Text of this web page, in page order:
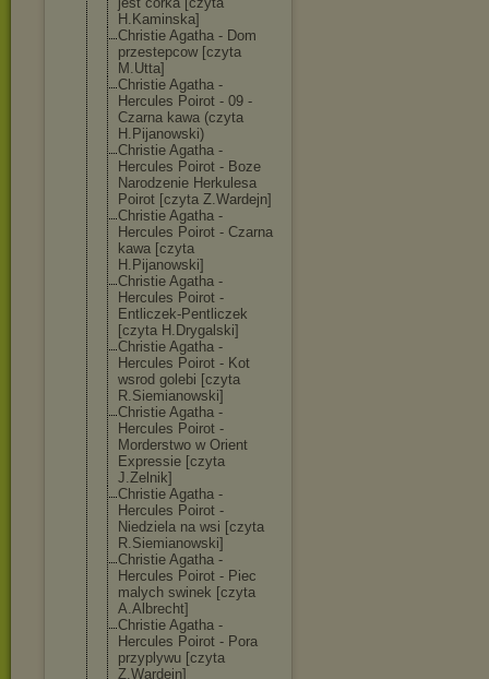
H.Kaminska]
Christie Agatha - Dom
przestepcow [czyta
M.Utta]
Christie Agatha -
Hercules Poirot - 09 -
Czarna kawa (czyta
H.Pijanowski)
Christie Agatha -
Hercules Poirot - Boze
Narodzenie Herkulesa
Poirot [czyta Z.Wardejn]
Christie Agatha -
Hercules Poirot - Czarna
kawa [czyta
H.Pijanowski]
Christie Agatha -
Hercules Poirot -
Entliczek-Pent liczek
[czyta H.Drygalski]
Christie Agatha -
Hercules Poirot - Kot
wsrod golebi [czyta
R.Siemianowski]
Christie Agatha -
Hercules Poirot -
Morderstwo w Orient
Expressie [czyta
J.Zelnik]
Christie Agatha -
Hercules Poirot -
Niedziela na wsi [czyta
R.Siemianowski]
Christie Agatha -
Hercules Poirot - Piec
malych swinek [czyta
A.Albrecht]
Christie Agatha -
Hercules Poirot - Pora
przyplywu [czyta
Z.Wardejn]